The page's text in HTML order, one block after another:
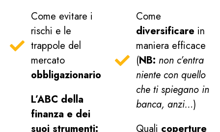
Come evitare i
rischi e le
trappole del
mercato
obbligazionario
L’ABC della
finanza e dei
suoi strumenti:
Come
diversificare in
maniera efficace
(NB: non c’entra
niente con quello
che ti spiegano in
banca, anzi…)
Quali coperture